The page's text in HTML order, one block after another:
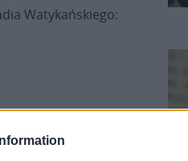
Watykańskiego: